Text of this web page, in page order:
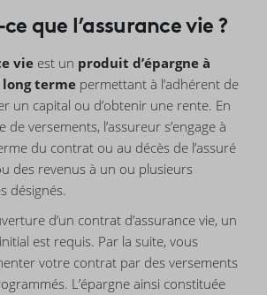
que l’assurance vie ?
vie est un produit d’épargne à
long terme permettant à l’adhérent de
un capital ou d’obtenir une rente. En
de versements, l’assureur s’engage à
du contrat ou au décès de l’assuré
des revenus à un ou plusieurs
désignés.
d’un contrat d’assurance vie, un
est requis. Par la suite, vous
votre contrat par des versements
L’épargne ainsi constituée